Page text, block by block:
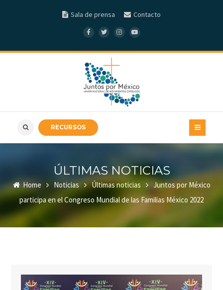
Sala de prensa Contacto
RECURSOS
ÚLTIMAS NOTICIAS
Home Noticias Últimas noticias
Juntos por México
participa en el Congreso Mundial de las Familias México 2022